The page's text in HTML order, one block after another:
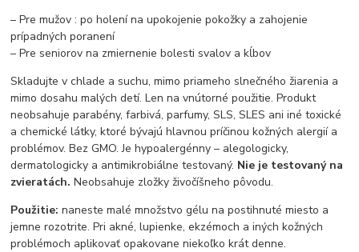
– Pre mužov : po holení na upokojenie pokožky a zahojenie
prípadných poranení
– Pre seniorov na zmiernenie bolesti svalov a kĺbov
Skladujte v chlade a suchu, mimo priameho slnečného žiarenia a
mimo dosahu malých detí. Len na vnútorné použitie. Produkt
neobsahuje parabény, farbivá, parfumy, SLS, SLES ani iné toxické
a chemické látky, ktoré bývajú hlavnou príčinou kožných alergií a
problémov. Bez GMO. Je hypoalergénny – alegologicky,
dermatologicky a antimikrobiálne testovaný. Nie je testovaný na
zvieratách.Neobsahuje zložky živočíšneho pôvodu.
Použitie: naneste malé množstvo gélu na postihnuté miesto a
jemne rozotrite. Pri akné, lupienke, ekzémoch a iných kožných
problémoch aplikovať opakovane niekoľko krát denne.